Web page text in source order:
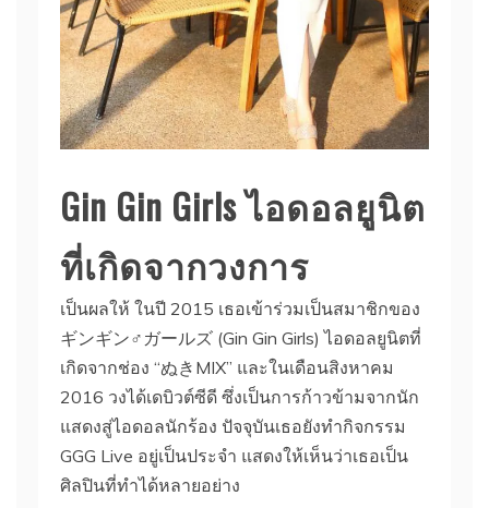
Gin Gin Girls ไอดอลยูนิต
ที่เกิดจากวงการ
เป็นผลให้ ในปี 2015 เธอเข้าร่วมเป็นสมาชิกของ
ギンギン♂ガールズ (Gin Gin Girls) ไอดอลยูนิตที่
เกิดจากช่อง “ぬきMIX” และในเดือนสิงหาคม
2016 วงได้เดบิวต์ซีดี ซึ่งเป็นการก้าวข้ามจากนัก
แสดงสู่ไอดอลนักร้อง ปัจจุบันเธอยังทำกิจกรรม
GGG Live อยู่เป็นประจำ แสดงให้เห็นว่าเธอเป็น
ศิลปินที่ทำได้หลายอย่าง